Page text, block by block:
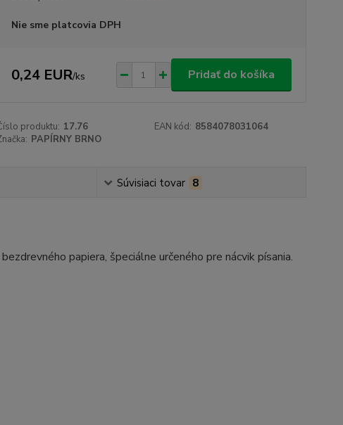
Nie sme platcovia DPH
0,24 EUR/ks Pridať do košíka
produktu: 17.76 EAN kód: 8584078031064
PAPÍRNY BRNO
Súvisiaci tovar 8
papiera, špeciálne určeného pre nácvik písania.